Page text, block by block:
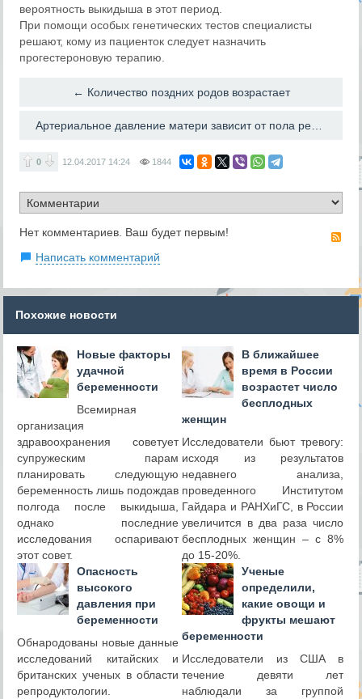
вероятность выкидыша в этот период.
При помощи особых генетических тестов специалисты
решают, кому из пациенток следует назначить
прогестероновую терапию.
← Количество поздних родов возрастает
0 12.04.2017 14:24 1844
Нет комментариев. Ваш будет первым!
Написать комментарий
Похожие новости
Новые факторы
удачной
беременности
Всемирная
организация
здравоохранения советует
супружеским парам
планировать следующую
беременность лишь подождав
полгода после выкидыша,
однако последние
исследования оспаривают
этот совет.
В ближайшее
время в России
возрастет число
бесплодных
женщин
Исследователи бьют тревогу:
исходя из результатов
недавнего анализа,
проведенного Институтом
Гайдара и РАНХиГС, в России
увеличится в два раза число
бесплодных женщин – с 8%
до 15-20%.
Опасность
высокого
давления при
беременности
Обнародованы новые данные
исследований китайских и
британских ученых в области
репродуктологии.
Ученые
определили,
какие овощи и
фрукты мешают
беременности
Исследователи из США в
течение девяти лет
наблюдали за группой